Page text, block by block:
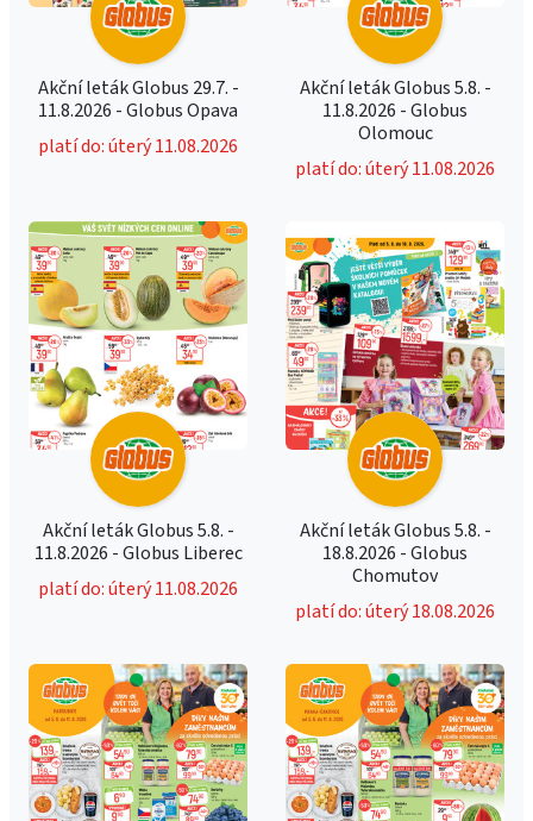
Akční leták Globus 29.7. -
11.8.2026 - Globus Opava
platí do: úterý 11.08.2026
Akční leták Globus 5.8. -
11.8.2026 - Globus
Olomouc
platí do: úterý 11.08.2026
Akční leták Globus 5.8. -
11.8.2026 - Globus Liberec
platí do: úterý 11.08.2026
Akční leták Globus 5.8. -
18.8.2026 - Globus
Chomutov
platí do: úterý 18.08.2026